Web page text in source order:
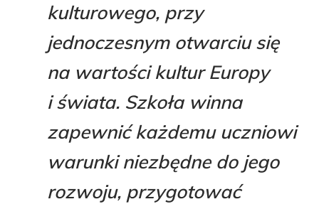
kulturowego, przy
jednoczesnym otwarciu się
na wartości kultur Europy
i świata. Szkoła winna
zapewnić każdemu uczniowi
warunki niezbędne do jego
rozwoju, przygotować